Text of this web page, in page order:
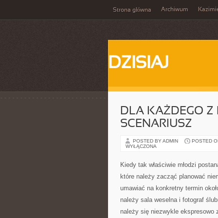
Strona główna Archiwum
DZISIAJ
DLA KAŻDEGO
SCENARIUSZ
POSTED BY ADMIN
POSTED
WYŁĄCZONA
Kiedy tak właściwie młodzi
które należy zacząć planować
umawiać na konkretny termin
należy sala weselna i fotograf
należy się niezwykle ekspresowo